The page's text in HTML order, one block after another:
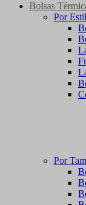
Bolsas
Por
Por